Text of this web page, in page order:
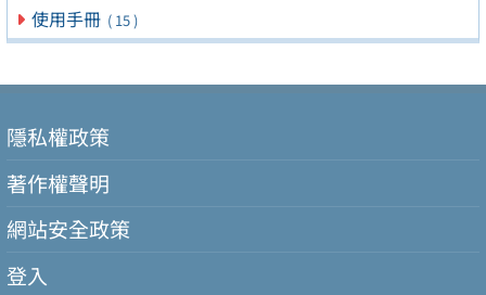
使用手冊 ( 15 )
隱私權政策
著作權聲明
網站安全政策
登入